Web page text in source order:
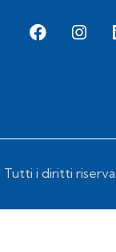
Tutti i diritti